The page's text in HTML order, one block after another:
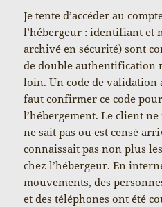
Je tente d’accéder au
l’hébergeur : identifiant et
archivé en sécurité) sont
de double authentification
loin. Un code de validation
faut confirmer ce code
l’hébergement. Le client
ne sait pas ou est censé
connaissait pas non plus
chez l’hébergeur. En
mouvements, des
et des téléphones ont été